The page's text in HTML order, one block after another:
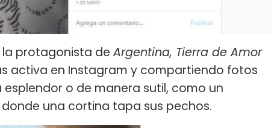
la protagonista deArgentina, Tierra de Amor
activa en Instagram y compartiendo fotos
o de manera sutil, como un
una cortina tapa sus pechos.